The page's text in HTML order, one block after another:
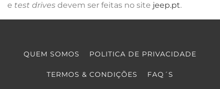
e test drives devem ser feitas no site jeep.pt.
QUEM SOMOS POLITICA DE PRIVACIDADE
TERMOS & CONDIÇÕES FAQ´S